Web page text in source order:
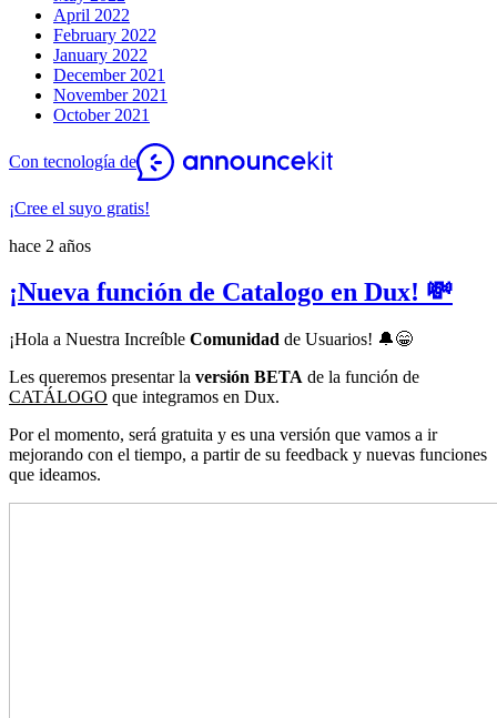
April 2022
February 2022
January 2022
December 2021
November 2021
October 2021
Con tecnología de
¡Cree el suyo gratis!
hace 2 años
¡Nueva función de Catalogo en Dux! 💸
¡Hola a Nuestra Increíble Comunidad de Usuarios! 🔔😁
Les queremos presentar la versión BETA de la función de
CATÁLOGO que integramos en Dux.
Por el momento, será gratuita y es una versión que vamos a ir
mejorando con el tiempo, a partir de su feedback y nuevas funciones
que ideamos.